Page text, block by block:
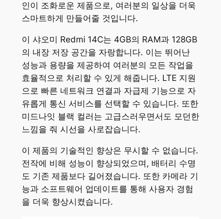
인이 조화로운 제품으로, 여러분의 일상을 더욱
스마트하게 만들어줄 것입니다.
이 샤오미 Redmi 14C는 4GB의 RAM과 128GB
의 내장 저장 공간을 자랑합니다. 이는 뛰어난
성능과 용량을 제공하여 여러분의 모든 작업을
효율적으로 처리할 수 있게 해줍니다. LTE 지원
으로 빠른 네트워크 연결과 자급제 기능으로 자
유롭게 통신 서비스를 선택할 수 있습니다. 또한
미드나잇 블랙 컬러는 고급스러우면서도 모던한
느낌을 줘 시선을 사로잡습니다.
이 제품의 기술적인 향상은 무시할 수 없습니다.
전작에 비해 성능이 향상되었으며, 배터리 수명
도 기존 제품보다 길어졌습니다. 또한 카메라 기
능과 소프트웨어 업데이트를 통해 사용자 경험
을 더욱 향상시켰습니다.